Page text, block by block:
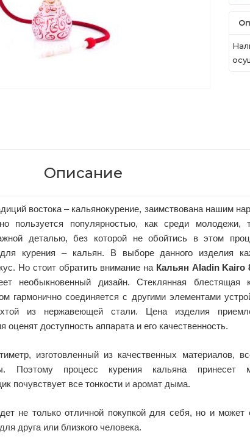
Описание
востока – кальянокурение, заимствована нашим
пользуется популярностью, как среди молодежи,
деталью, без которой не обойтись в этом
курения – кальян. В выборе данного изделия
Но стоит обратить внимание на Кальян Aladin Kairo
необыкновенный дизайн. Стеклянная блестящая
гармонично соединяется с другими элементами
из нержавеющей стали. Цена изделия
оценят доступность аппарата и его качественность.
изготовленный из качественных материалов,
Поэтому процесс курения кальяна принесет
почувствует все тонкости и аромат дыма.
не только отличной покупкой для себя, но и может
друга или близкого человека.